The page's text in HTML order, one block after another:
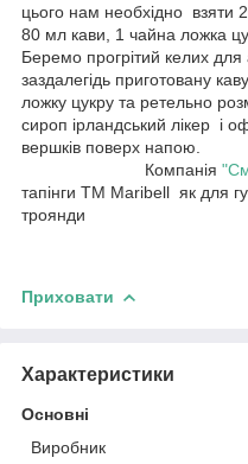
цього нам необхідно взяти
80 мл кави, 1 чайна ложка
Беремо прогрітий келих
заздалегідь приготовану
ложку цукру та ретельно
сироп ірландський лікер і
вершків
Компанія
тапінги ТМ Maribell як для
троянди
Приховати
Характеристики
Основні
Виробник